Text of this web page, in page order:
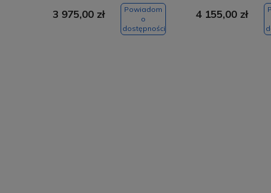
3 975,00 zł
Powiadom
o
dostępności
4 155,00 zł